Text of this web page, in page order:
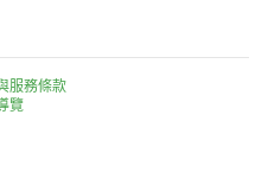
服務條款
覽